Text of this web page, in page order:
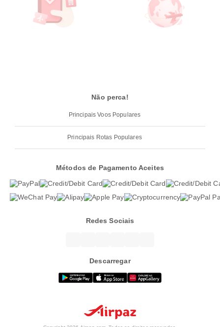
Não perca!
Principais Voos Populares
Principais Rotas Populares
Métodos de Pagamento Aceites
Redes Sociais
Descarregar